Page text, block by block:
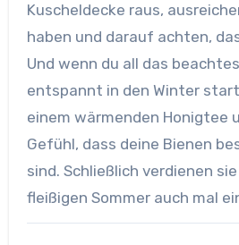
Kuscheldecke raus,
haben und darauf achten,
Und wenn du all das
entspannt in den Winter
einem wärmenden Honigtee
Gefühl, dass deine Bienen
sind. Schließlich verdienen
fleißigen Sommer auch mal